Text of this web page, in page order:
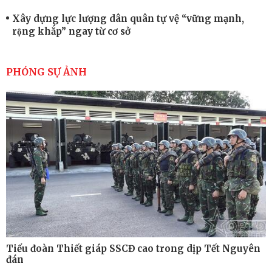
Xây dựng lực lượng dân quân tự vệ “vững mạnh,
rộng khắp” ngay từ cơ sở
cao sức mạnh chiến đấu
Tiểu đoàn Thiết giáp hoàn thành tốt diễn tập chiến
thuật có bắn đạn thật
Nơi sinh viên rèn ý trí, luyện kỹ năng
PHÓNG SỰ ẢNH
Tiểu đoàn Thiết giáp SSCĐ cao trong dịp Tết Nguyên
đán